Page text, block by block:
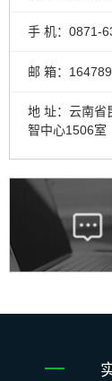
手 机：0871-
邮 箱：
地 址：云南省
智中心1506室